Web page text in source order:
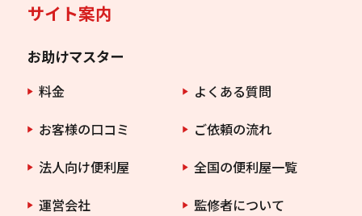
サイト案内
お助けマスター
料金
よくある質問
お客様の口コミ
ご依頼の流れ
法人向け便利屋
全国の便利屋一覧
運営会社
監修者について